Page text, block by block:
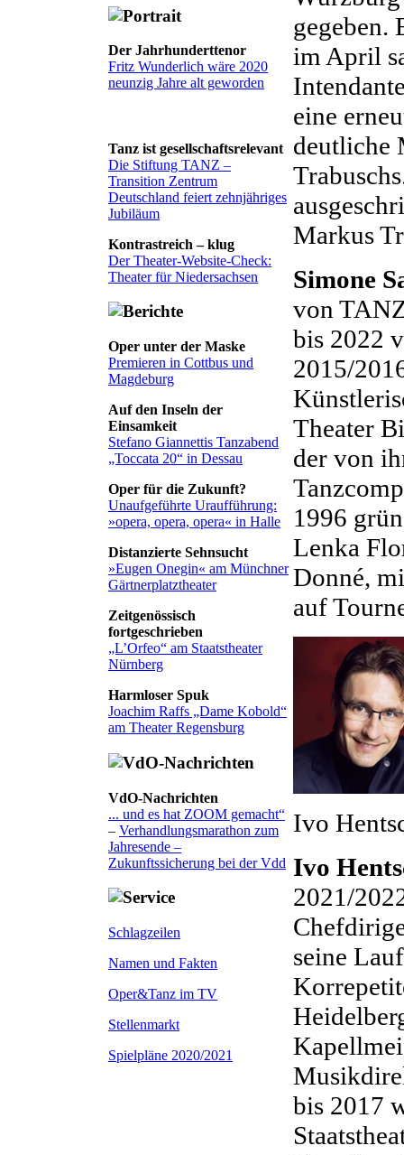
Der Jahrhunderttenor
Fritz Wunderlich wäre 2020
neunzig Jahre alt geworden
Tanz ist gesellschaftsrelevant
Die Stiftung TANZ –
Transition Zentrum
Deutschland feiert zehnjähriges
Jubiläum
Kontrastreich – klug
Der Theater-Website-Check:
Theater für Niedersachsen
Oper unter der Maske
Premieren in Cottbus und
Magdeburg
Auf den Inseln der
Einsamkeit
Stefano Giannettis Tanzabend
„Toccata 20“ in Dessau
Oper für die Zukunft?
Unaufgeführte Uraufführung:
»opera, opera, opera« in Halle
Distanzierte Sehnsucht
»Eugen Onegin« am Münchner
Gärtnerplatztheater
Zeitgenössisch
fortgeschrieben
„L’Orfeo“ am Staatstheater
Nürnberg
Harmloser Spuk
Joachim Raffs „Dame Kobold“
am Theater Regensburg
VdO-Nachrichten
... und es hat ZOOM gemacht“
– Verhandlungsmarathon zum
Jahresende –
Zukunftssicherung bei der Vdd
Schlagzeilen
Namen und Fakten
Oper&Tanz im TV
Stellenmarkt
Spielpläne 2020/2021
gegeben.
im April
eine
deutliche
Markus
Simone
von
bis 2022
2015/
Theater
der von
1996
Lenka
Donné,
auf
Ivo
Ivo
2021/
seine
bis 2017